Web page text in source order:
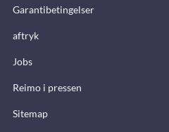
Garantibetingelser
aftryk
Jobs
Reimo i pressen
Sitemap